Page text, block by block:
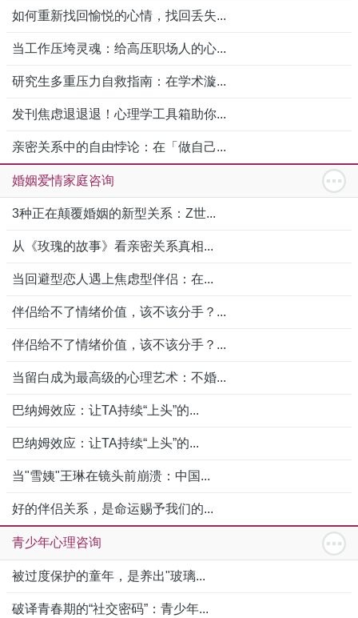
如何重新找回愉悦的心情，找回丢失...
当工作压垮灵魂：给高压职场人的心...
研究生多重压力自救指南：在学术漩...
发刊焦虑退退退！心理学工具箱助你...
亲密关系中的自由悖论：在「做自己...
婚姻爱情家庭咨询
3种正在颠覆婚姻的新型关系：Z世...
从《玫瑰的故事》看亲密关系真相...
当回避型恋人遇上焦虑型伴侣：在...
伴侣给不了情绪价值，该不该分手？...
伴侣给不了情绪价值，该不该分手？...
当留白成为最高级的心理艺术：不婚...
巴纳姆效应：让TA持续“上头”的...
巴纳姆效应：让TA持续“上头”的...
当"雪姨"王琳在镜头前崩溃：中国...
好的伴侣关系，是命运赐予我们的...
青少年心理咨询
被过度保护的童年，是养出"玻璃...
破译青春期的“社交密码”：青少年...